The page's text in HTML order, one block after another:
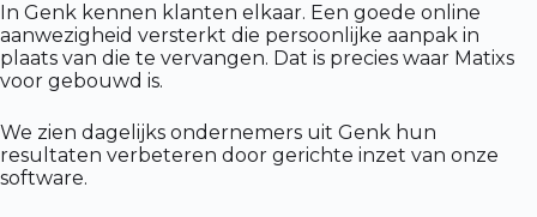
In Genk kennen klanten elkaar. Een goede online
aanwezigheid versterkt die persoonlijke aanpak in
plaats van die te vervangen. Dat is precies waar Matixs
voor gebouwd is.
We zien dagelijks ondernemers uit Genk hun
resultaten verbeteren door gerichte inzet van onze
software.